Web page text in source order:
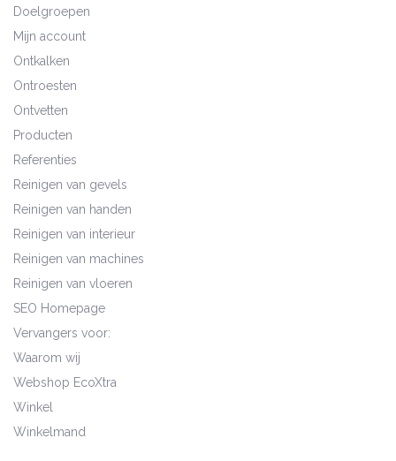
Doelgroepen
Mijn account
Ontkalken
Ontroesten
Ontvetten
Producten
Referenties
Reinigen van gevels
Reinigen van handen
Reinigen van interieur
Reinigen van machines
Reinigen van vloeren
SEO Homepage
Vervangers voor:
Waarom wij
Webshop EcoXtra
Winkel
Winkelmand